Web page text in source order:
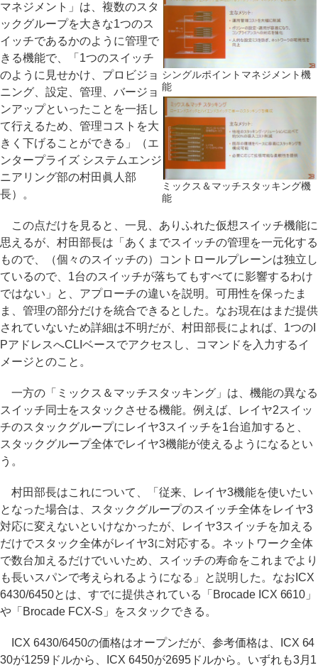
シングルポイントマネジメント機
能
ミックス＆マッチスタッキング機
能
マネジメント」は、複数のスタ
ックグループを大きな1つのス
イッチであるかのように管理で
きる機能で、「1つのスイッチ
のように見せかけ、プロビジョ
ニング、設定、管理、バージョ
ンアップといったことを一括し
て行えるため、管理コストを大
きく下げることができる」（エ
ンタープライズ システムエンジ
ニアリング部の村田眞人部
長）。
この点だけを見ると、一見、ありふれた仮想スイッチ機能に
思えるが、村田部長は「あくまでスイッチの管理を一元化する
もので、（個々のスイッチの）コントロールプレーンは独立し
ているので、1台のスイッチが落ちてもすべてに影響するわけ
ではない」と、アプローチの違いを説明。可用性を保ったま
ま、管理の部分だけを統合できるとした。なお現在はまだ提供
されていないため詳細は不明だが、村田部長によれば、1つのI
PアドレスへCLIベースでアクセスし、コマンドを入力するイ
メージとのこと。
一方の「ミックス＆マッチスタッキング」は、機能の異なる
スイッチ同士をスタックさせる機能。例えば、レイヤ2スイッ
チのスタックグループにレイヤ3スイッチを1台追加すると、
スタックグループ全体でレイヤ3機能が使えるようになるとい
う。
村田部長はこれについて、「従来、レイヤ3機能を使いたい
となった場合は、スタックグループのスイッチ全体をレイヤ3
対応に変えないといけなかったが、レイヤ3スイッチを加える
だけでスタック全体がレイヤ3に対応する。ネットワーク全体
で数台加えるだけでいいため、スイッチの寿命をこれまでより
も長いスパンで考えられるようになる」と説明した。なおICX
6430/6450とは、すでに提供されている「Brocade ICX 6610」
や「Brocade FCX-S」をスタックできる。
ICX 6430/6450の価格はオープンだが、参考価格は、ICX 64
30が1259ドルから、ICX 6450が2695ドルから。いずれも3月1